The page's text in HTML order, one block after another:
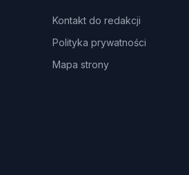
Kontakt do redakcji
Polityka prywatności
Mapa strony